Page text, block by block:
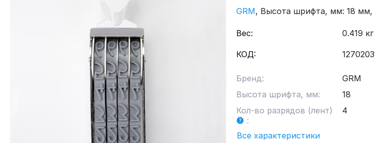
GRM, Высота шрифта, мм: 18 мм,
Вес: 0.419 кг
КОД:
Бренд:
GRM
Высота шрифта, мм:
18
Кол-во разрядов (лент)
:
4
Все характеристики